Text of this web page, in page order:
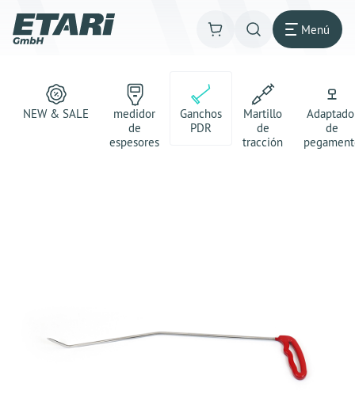
Menú
NEW & SALE
medidor
de
espesores
Ganchos
PDR
Martillo
de
tracción
de